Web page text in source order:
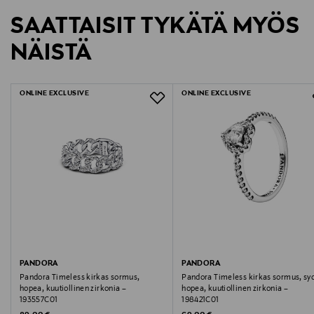
ajattomalla korulla, joka hehkuu persoonallisuutta ja
hienostuneisuutta.
kohdassa.
tuotteen vastaanottamisesta. Palauttaminen on maksutonta
eikä sinun tarvitse ilmoittaa palautuksesta etukäteen.
LUE TARKEMMAT PALAUTUSOHJEET
SAATTAISIT TYKÄTÄ MYÖS
NÄISTÄ
ONLINE EXCLUSIVE
PANDORA
Pandora Timeless kirkas sormus,
hopea, kuutiollinen zirkonia –
193557C01
ONLINE EXCLUSIVE
PANDORA
Pandora Timeless kirkas sormus,
hopea, kuutiollinen zirkonia –
198421C01